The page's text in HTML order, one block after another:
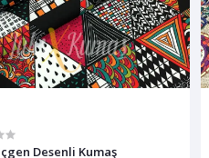
Desenli Kumaş